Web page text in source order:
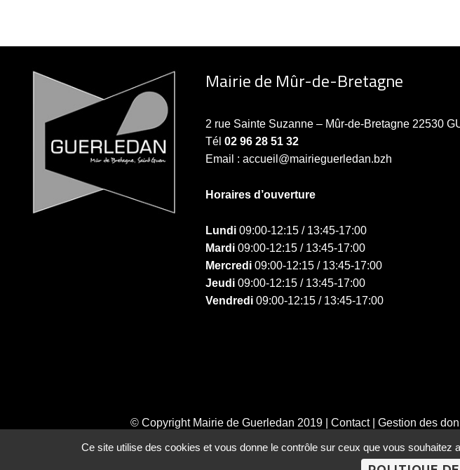
Mairie de Mûr-de-Bretagne
2 rue Sainte Suzanne – Mûr-de-Bretagne 22530
Tél 02 96 28 51 32
Email : accueil@mairieguerledan.bzh
Horaires d’ouverture
Lundi09:00-12:15 / 13:45-17:00
Mardi09:00-12:15 / 13:45-17:00
Mercredi09:00-12:15 / 13:45-17:00
Jeudi09:00-12:15 / 13:45-17:00
Vendredi09:00-12:15 / 13:45-17:00
© Copyright Mairie de Guerledan 2019 |Contact|Gestion des
Ce site utilise des cookies et vous donne le contrôle sur ceux que vous souhaitez